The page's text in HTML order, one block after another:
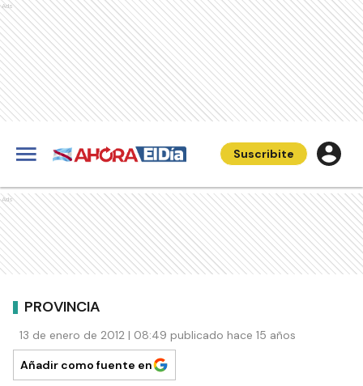
Ads
Suscribite
Ads
PROVINCIA
13 de enero de 2012 | 08:49 publicado hace 15 años
Añadir como fuente en